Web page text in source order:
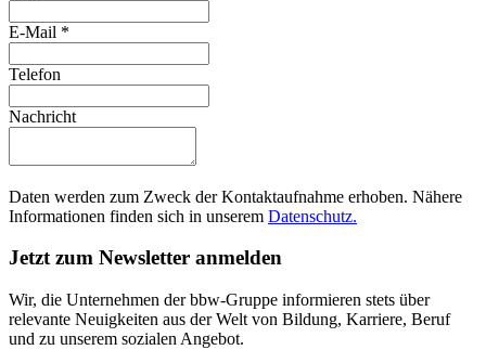
E-Mail *
Telefon
Nachricht
Daten werden zum Zweck der Kontaktaufnahme erhoben. Nähere
Informationen finden sich in unserem Datenschutz.
Jetzt zum Newsletter anmelden
Wir, die Unternehmen der bbw-Gruppe informieren stets über
relevante Neuigkeiten aus der Welt von Bildung, Karriere, Beruf
und zu unserem sozialen Angebot.